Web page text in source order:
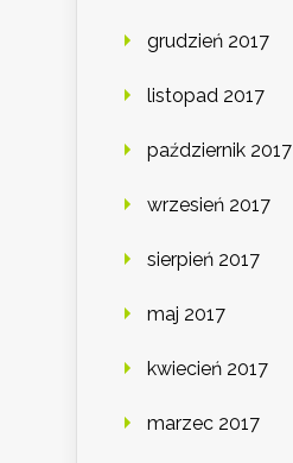
grudzień 2017
listopad 2017
październik 2017
wrzesień 2017
sierpień 2017
maj 2017
kwiecień 2017
marzec 2017